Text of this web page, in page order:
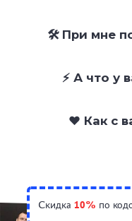
🛠 При мне
⚡ А что у
❤️ Как с
Скидка 10% по